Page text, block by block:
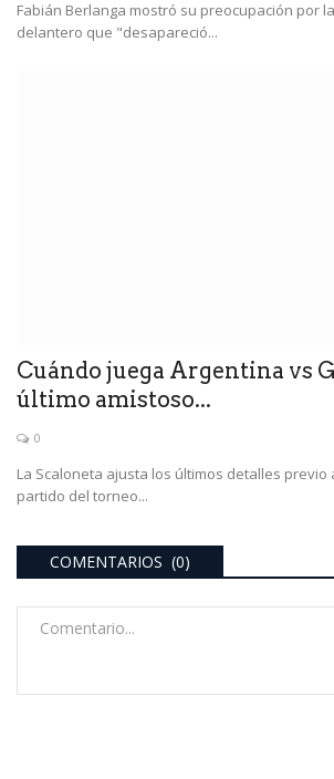
Fabián Berlanga mostró su preocupación por
delantero que "desapareció...
Cuándo juega Argentina vs
último amistoso...
0
La Scaloneta ajusta los últimos detalles previo
partido del torneo...
COMENTARIOS (0)